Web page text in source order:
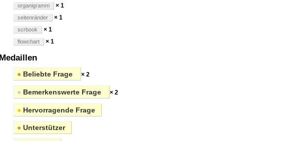
organigramm × 1
seitenränder × 1
scrbook × 1
flowchart × 1
Medaillen
● Beliebte Frage × 2
● Bemerkenswerte Frage × 2
● Hervorragende Frage
● Unterstützer